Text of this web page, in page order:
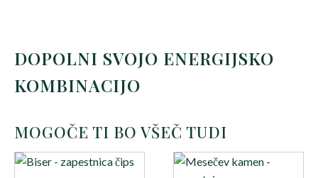
DOPOLNI SVOJO ENERGIJSKO
KOMBINACIJO
MOGOČE TI BO VŠEČ TUDI